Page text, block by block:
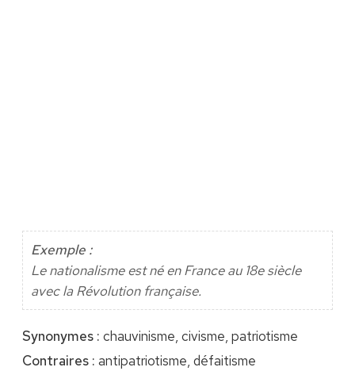
Exemple :
Le nationalisme est né en France au 18e siècle
avec la Révolution française.
Synonymes : chauvinisme, civisme, patriotisme
Contraires : antipatriotisme, défaitisme